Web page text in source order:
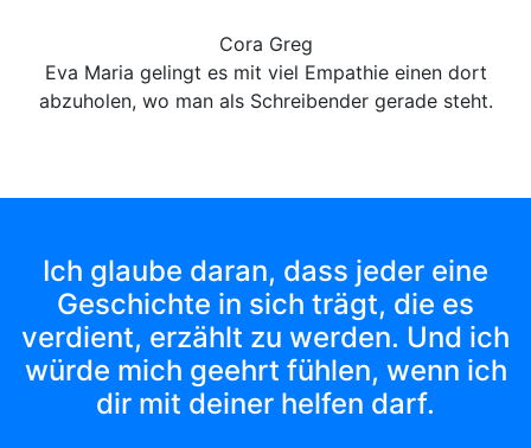
Cora Greg
Eva Maria gelingt es mit viel Empathie einen dort
abzuholen, wo man als Schreibender gerade steht.
Ich glaube daran, dass jeder eine
Geschichte in sich trägt, die es
verdient, erzählt zu werden. Und ich
würde mich geehrt fühlen, wenn ich
dir mit deiner helfen darf.